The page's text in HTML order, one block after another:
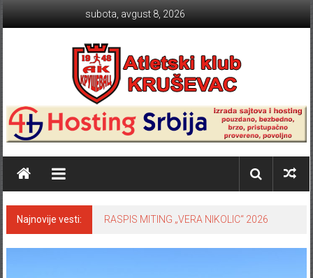
subota, avgust 8, 2026
Atletski klub KRUŠEVAC
Najnovije vesti: RASPIS MITING „VERA NIKOLIC“ 2026